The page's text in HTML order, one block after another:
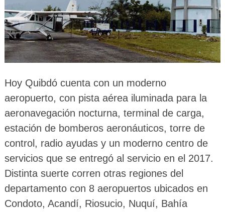
Hoy Quibdó cuenta con un moderno
aeropuerto, con pista aérea iluminada para la
aeronavegación nocturna, terminal de carga,
estación de bomberos aeronáuticos, torre de
control, radio ayudas y un moderno centro de
servicios que se entregó al servicio en el 2017.
Distinta suerte corren otras regiones del
departamento con 8 aeropuertos ubicados en
Condoto, Acandí, Riosucio, Nuquí, Bahía